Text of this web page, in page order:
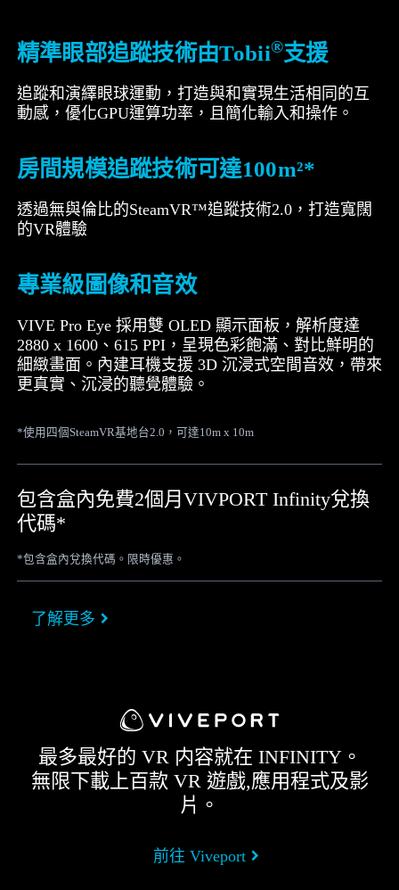
精準眼部追蹤技術由Tobii®支援
追蹤和演繹眼球運動，打造與和實現生活相同的互
動感，優化GPU運算功率，且簡化輸入和操作。
房間規模追蹤技術可達100m²*
透過無與倫比的SteamVR™追蹤技術2.0，打造寬闊
的VR體驗
專業級圖像和音效
VIVE Pro Eye 採用雙 OLED 顯示面板，解析度達
2880 x 1600、615 PPI，呈現色彩飽滿、對比鮮明的
細緻畫面。內建耳機支援 3D 沉浸式空間音效，帶來
更真實、沉浸的聽覺體驗。
*使用四個SteamVR基地台2.0，可達10m x 10m
包含盒內免費2個月VIVPORT Infinity兌換
代碼*
*包含盒內兌換代碼。限時優惠。
了解更多
最多最好的 VR 内容就在 INFINITY。
無限下載上百款 VR 遊戲,應用程式及影
片。
前往 Viveport